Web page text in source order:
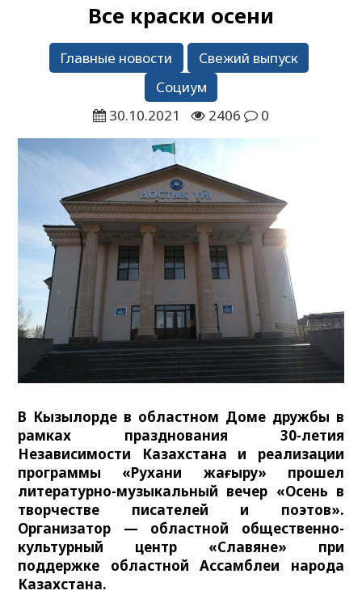
Все краски осени
Главные новости
Свежий выпуск
Социум
30.10.2021
2406 0
В Кызылорде в областном Доме дружбы в
рамках празднования 30-летия
Независимости Казахстана и реализации
программы «Рухани жаңғыру» прошел
литературно-музыкальный вечер «Осень в
творчестве писателей и поэтов».
Организатор — областной общественно-
культурный центр «Славяне» при
поддержке областной Ассамблеи народа
Казахстана.